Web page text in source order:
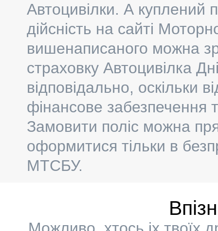
Автоцивілки. А куплений
дійсність на сайті
вишенаписаного можна
страховку Автоцивілка
відповідально, оскільки
фінансове
Замовити поліс можна
оформитися тільки в
МТСБУ.